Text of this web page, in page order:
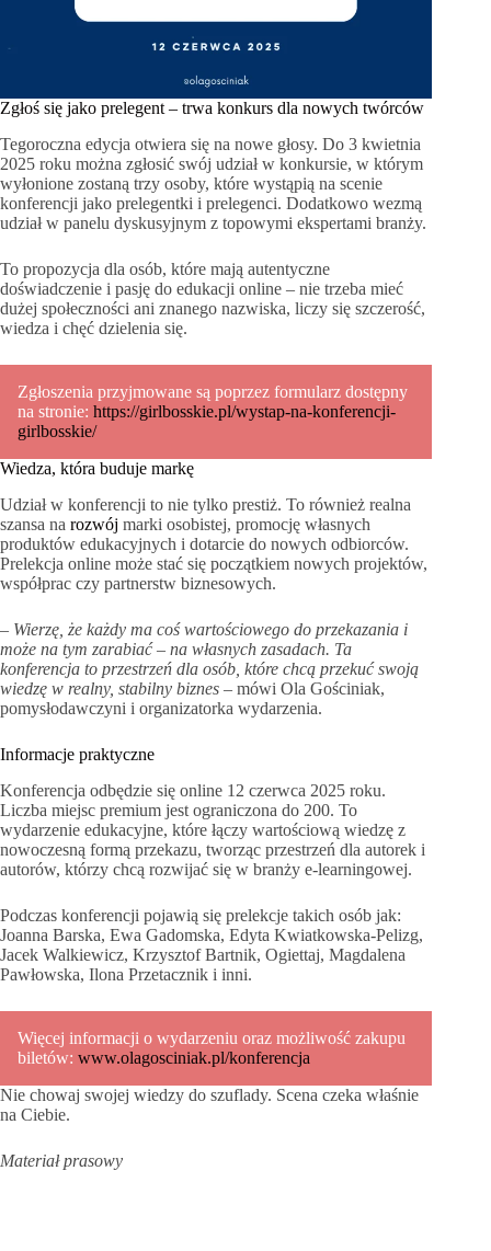
Zgłoś się jako prelegent – trwa konkurs dla nowych twórców
Tegoroczna edycja otwiera się na nowe głosy. Do 3 kwietnia
2025 roku można zgłosić swój udział w konkursie, w którym
wyłonione zostaną trzy osoby, które wystąpią na scenie
konferencji jako prelegentki i prelegenci. Dodatkowo wezmą
udział w panelu dyskusyjnym z topowymi ekspertami branży.
To propozycja dla osób, które mają autentyczne
doświadczenie i pasję do edukacji online – nie trzeba mieć
dużej społeczności ani znanego nazwiska, liczy się szczerość,
wiedza i chęć dzielenia się.
Zgłoszenia przyjmowane są poprzez formularz dostępny
na stronie: https://girlbosskie.pl/wystap-na-konferencji-
girlbosskie/
Wiedza, która buduje markę
Udział w konferencji to nie tylko prestiż. To również realna
szansa na rozwój marki osobistej, promocję własnych
produktów edukacyjnych i dotarcie do nowych odbiorców.
Prelekcja online może stać się początkiem nowych projektów,
współprac czy partnerstw biznesowych.
– Wierzę, że każdy ma coś wartościowego do przekazania i
może na tym zarabiać – na własnych zasadach. Ta
konferencja to przestrzeń dla osób, które chcą przekuć swoją
wiedzę w realny, stabilny biznes – mówi Ola Gościniak,
pomysłodawczyni i organizatorka wydarzenia.
Informacje praktyczne
Konferencja odbędzie się online 12 czerwca 2025 roku.
Liczba miejsc premium jest ograniczona do 200. To
wydarzenie edukacyjne, które łączy wartościową wiedzę z
nowoczesną formą przekazu, tworząc przestrzeń dla autorek i
autorów, którzy chcą rozwijać się w branży e-learningowej.
Podczas konferencji pojawią się prelekcje takich osób jak:
Joanna Barska, Ewa Gadomska, Edyta Kwiatkowska-Pelizg,
Jacek Walkiewicz, Krzysztof Bartnik, Ogiettaj, Magdalena
Pawłowska, Ilona Przetacznik i inni.
Więcej informacji o wydarzeniu oraz możliwość zakupu
biletów: www.olagosciniak.pl/konferencja
Nie chowaj swojej wiedzy do szuflady. Scena czeka właśnie
na Ciebie.
Materiał prasowy